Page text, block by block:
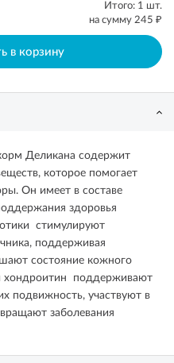
Итого: 1 шт.
на сумму 245 ₽
в корзину
Деликана содержит
которое помогает
Он имеет в составе
здоровья
стимулируют
поддерживая
состояние кожного
хондроитин поддерживают
подвижность, участвуют в
заболевания